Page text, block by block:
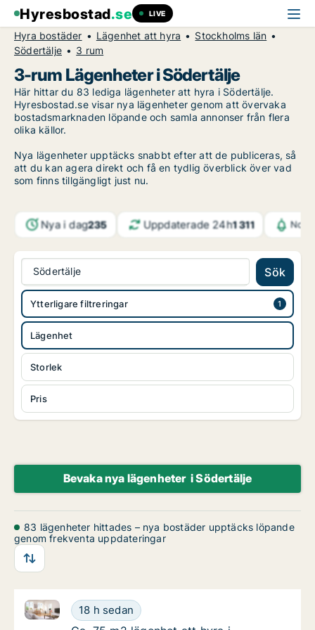
Hyresbostad.se LIVE
Hyra bostäder Lägenhet att hyra
Stockholms län
Södertälje
3 rum
3-rum Lägenheter i Södertälje
Här hittar du 83 lediga lägenheter att hyra i Södertälje.
Hyresbostad.se visar nya lägenheter genom att övervaka
bostadsmarknaden löpande och samla annonser från flera
olika källor.
Nya lägenheter upptäcks snabbt efter att de publiceras, så
att du kan agera direkt och få en tydlig överblick över vad
som finns tillgängligt just nu.
Nya i dag235 Uppdaterade 24h1 311
Södertälje Sök
Lägenhet
Storlek
Pris
Ytterligare filtreringar
Bevaka nya lägenheter i Södertälje
83 lägenheter hittades – nya bostäder upptäcks löpande
genom frekventa uppdateringar
Ca. 75 m2 lägenhet att hyra i Södertälje,
18 h sedan
Ca. 75 m2 lägenhet att hyra i Södertälje,